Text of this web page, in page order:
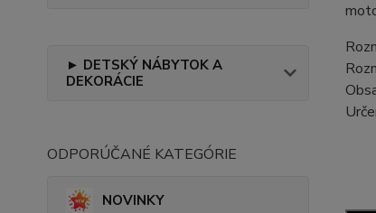
► DETSKÝ NÁBYTOK A
DEKORÁCIE
ODPORÚČANÉ KATEGÓRIE
NOVINKY